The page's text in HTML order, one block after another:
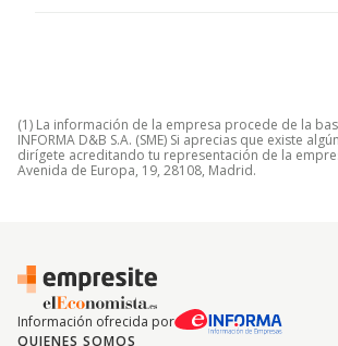
(1) La información de la empresa procede de la
INFORMA D&B S.A. (SME) Si aprecias que existe
dirígete acreditando tu representación de la
Avenida de Europa, 19, 28108, Madrid.
Información ofrecida por
QUIENES SOMOS